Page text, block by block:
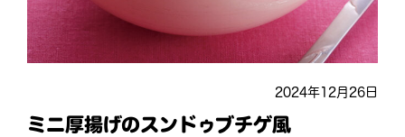
2024年12月26日
ミニ厚揚げのスンドゥブチゲ風